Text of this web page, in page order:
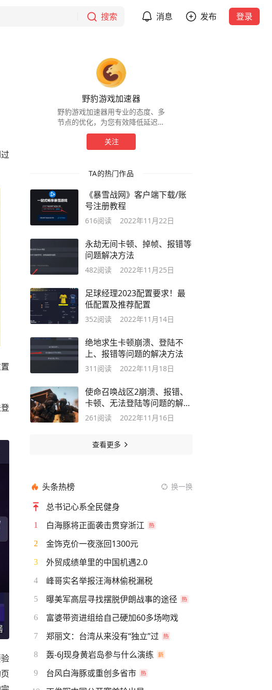
搜索 消息 发布 登录
野豹游戏加速器
野豹游戏加速器用专业的态度、多
节点的优化，为您有效降低延迟、
解决卡顿、避免掉线、轻松联机，
助您轻松游戏、快乐生活！
关注
TA的热门作品
《暴雪战网》客户端下载/账
号注册教程
616阅读 2022年11月22日
永劫无间卡顿、掉帧、报错等
问题解决方法
482阅读 2022年11月25日
足球经理2023配置要求！最
低配置及推荐配置
352阅读 2022年11月14日
绝地求生卡顿崩溃、登陆不
上、报错等问题的解决方法
311 阅读 2022年11月18日
使命召唤战区2崩溃、报错、
卡顿、无法登陆等问题的解决
方法
261 阅读 2022年11月16日
查看更多
头条热榜 换一换
总书记心系全民健身
1 白海豚将正面袭击贯穿浙江
2 金饰克价一夜涨回1300元
3 外贸成绩单里的中国机遇2.0
4 峰哥实名举报汪海林偷税漏税
5 曝美军高层寻找摆脱伊朗战事的途径
6 富婆带资进组给自己硬加60多场吻戏
7 郑丽文：台湾从来没有“独立”过
8 轰-6J现身黄岩岛参与什么演练
9 台风白海豚或重创多省市